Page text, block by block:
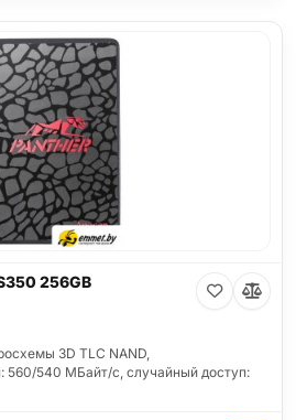
256GB
3D TLC NAND,
560/540 МБайт/с, случайный доступ: